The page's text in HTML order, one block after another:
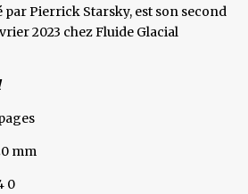
par Pierrick Starsky, est son second
2023 chez Fluide Glacial
mm
0